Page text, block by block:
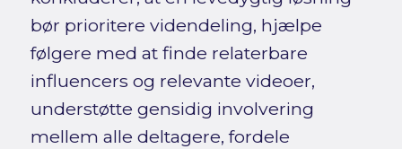
bør prioritere videndeling, hjælpe
følgere med at finde relaterbare
influencers og relevante videoer,
understøtte gensidig involvering
mellem alle deltagere, fordele